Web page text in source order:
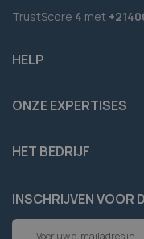
TrustScore 4 met
HELP
ONZE EXPERTISES
HET BEDRIJF
INSCHRIJVEN VOOR
Abonneer